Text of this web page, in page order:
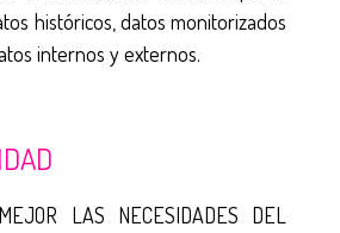
históricos, datos monitorizados
internos y externos.
LAS NECESIDADES DEL